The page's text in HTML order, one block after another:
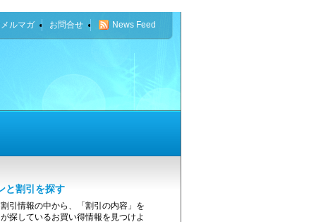
News Feed
お問合せ
ルマガ
と割引を探す
引情報の中から、「割引の内容」を
探しているお買い得情報を見つけよ